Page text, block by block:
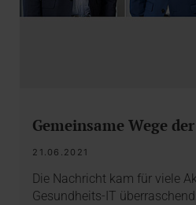
Gemeinsame Wege
21.06.2021
Die Nachricht kam für viele
Gesundheits-IT